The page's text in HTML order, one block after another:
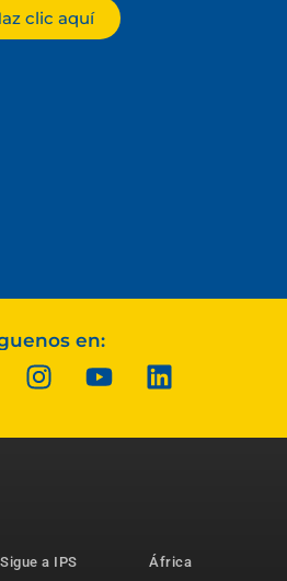
clic aquí
en:
Sigue a IPS
África